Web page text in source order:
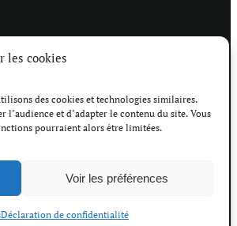
les cookies
des cookies et technologies similaires.
l’audience et d’adapter le contenu du site. Vous
pourraient alors être limitées.
Voir les préférences
Déclaration de confidentialité